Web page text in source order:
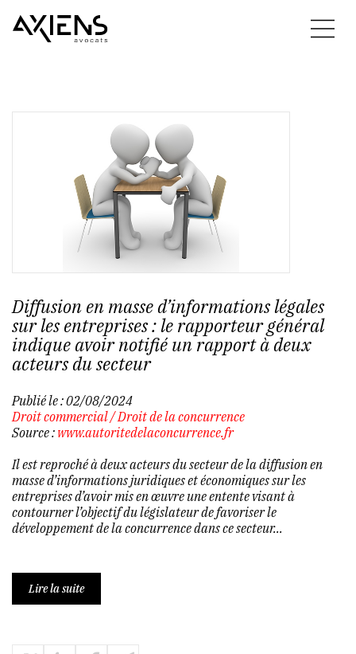
Diffusion en masse d’informations légales
sur les entreprises : le rapporteur général
indique avoir notifié un rapport à deux
acteurs du secteur
Publié le :02/08/2024
Droit commercial/Droit de la concurrence
Source : www.autoritedelaconcurrence.fr
Il est reproché à deux acteurs du secteur de la diffusion en
masse d’informations juridiques et économiques sur les
entreprises d’avoir mis en œuvre une entente visant à
contourner l’objectif du législateur de favoriser le
développement de la concurrence dans ce secteur...
Lire la suite